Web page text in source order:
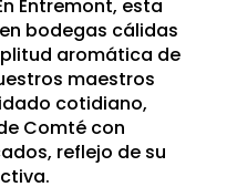
Entremont, esta
bodegas cálidas
aromática de
maestros
cotidiano,
Comté con
reflejo de su